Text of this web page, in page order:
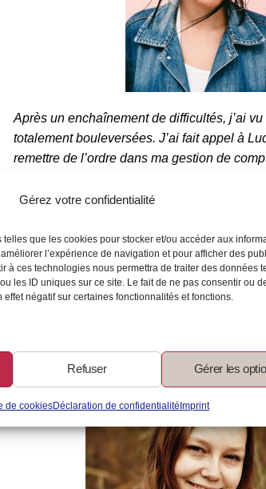
Gérez votre confidentialité
que les cookies pour stocker et/ou accéder aux
l’expérience de navigation et pour afficher des
à ces technologies nous permettra de traiter des données
les ID uniques sur ce site. Le fait de ne pas consentir ou
négatif sur certaines fonctionnalités et fonctions.
Refuser Gérer les
de cookiesDéclaration de confidentialitéImprint
Après un enchaînement de difficultés, j’ai
totalement bouleversées. J’ai fait appel à
remettre de l’ordre dans ma gestion de
En mettant en place ses outils de suivi,
permis de retrouver plus de sérénité et de
court et moyen termes.
Audrey, responsable en